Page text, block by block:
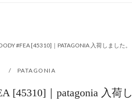
#FEA [45310]｜PATAGONIA 入荷しました。
PATAGONIA
[45310]｜patagonia 入荷